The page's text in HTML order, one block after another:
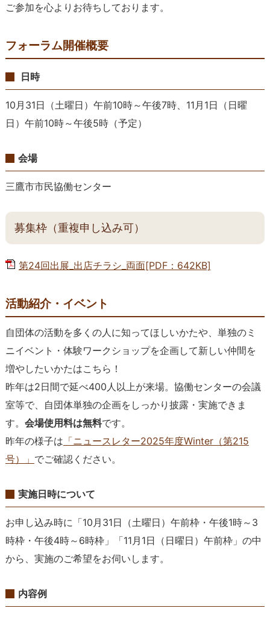
ご参加を心よりお待ちしております。
フォーラム開催概要
日時
10月31日（土曜日）午前10時～午後7時、11月1日（日曜
日）午前10時～午後5時（予定）
会場
三鷹市市民協働センター
募集枠（重複申し込み可）
第24回出展_出店チラシ_両面[PDF：642KB]
活動紹介・イベント
自団体の活動を多くの人に知ってほしいかたや、単独のミ
ニイベント・体験ワークショップを企画して新しい仲間を
増やしたいかたはこちら！
昨年は2日間で延べ400人以上が来場。協働センターの会議
室等で、自団体単独の企画をしっかり披露・実施できま
す。 会場使用料は無料です。
昨年の様子は 「ニュースレター2025年度Winter（第215
号）」 でご確認ください。
実施日時について
お申し込み時に「10月31日（土曜日）午前枠・午後1時～3
時枠・午後4時～6時枠」「11月1日（日曜日）午前枠」の中
から、実施のご希望をお伺いします。
内容例